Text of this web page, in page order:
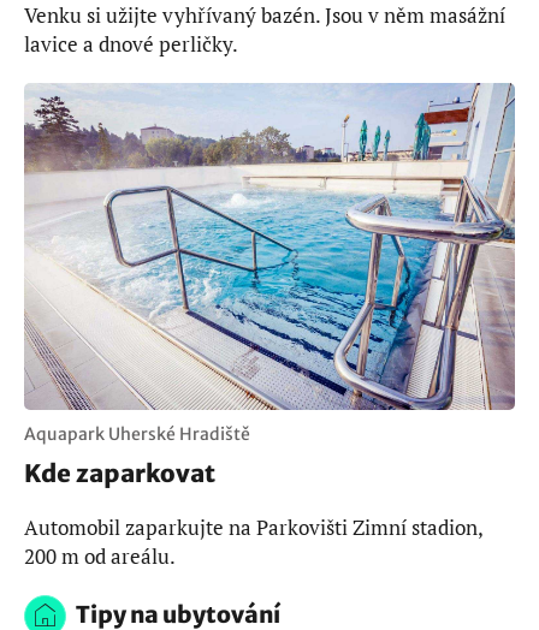
Venku si užijte vyhřívaný bazén. Jsou v něm masážní
lavice a dnové perličky.
Aquapark Uherské Hradiště
Kde zaparkovat
Automobil zaparkujte na Parkovišti Zimní stadion,
200 m od areálu.
Tipy na ubytování